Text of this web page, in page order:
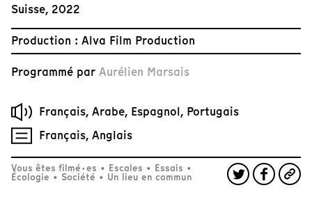
Suisse, 2022
Production : Alva Film Production
Programmé par Aurélien Marsais
Français, Arabe, Espagnol, Portugais
Français, Anglais
Vous êtes filmé·es • Escales • Essais •
Écologie • Société • Un lieu en commun